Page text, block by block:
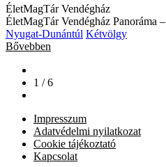
ÉletMagTár Vendégház
ÉletMagTár Vendégház Panoráma
Nyugat-Dunántúl Kétvölgy
Bővebben
1 / 6
Impresszum
Adatvédelmi nyilatkozat
Cookie tájékoztató
Kapcsolat